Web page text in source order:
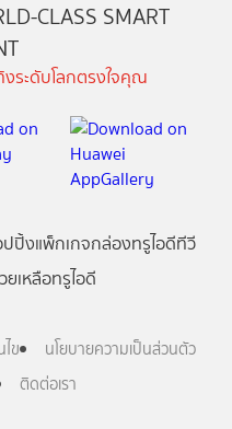
CLASS SMART
ระดับโลกตรงใจคุณ
ปิ้งแพ็กเกจกล่องทรูไอดีทีวี
ยเหลือทรูไอดี
ข
นโยบายความเป็นส่วนตัว
ติดต่อเรา